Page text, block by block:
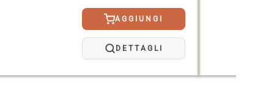
AGGIUNGI
DETTAGLI